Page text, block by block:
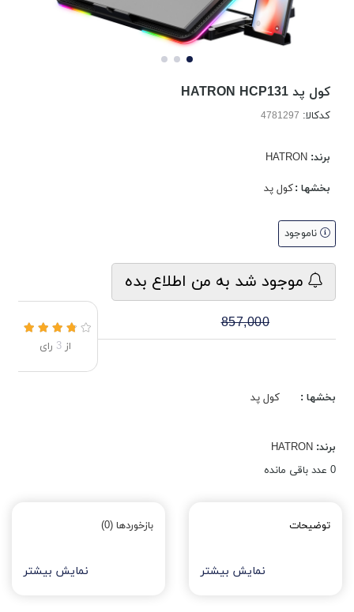
کول پد HATRON HCP131
کدکالا:
برند: HATRON
بخشها :کول پد
ناموجود
موجود شد به من اطلاع بده
857,000
از 3 رای
بخشها : کول پد
برند: HATRON
0 عدد باقی مانده
توضیحات
نمایش بیشتر
بازخوردها (0)
نمایش بیشتر